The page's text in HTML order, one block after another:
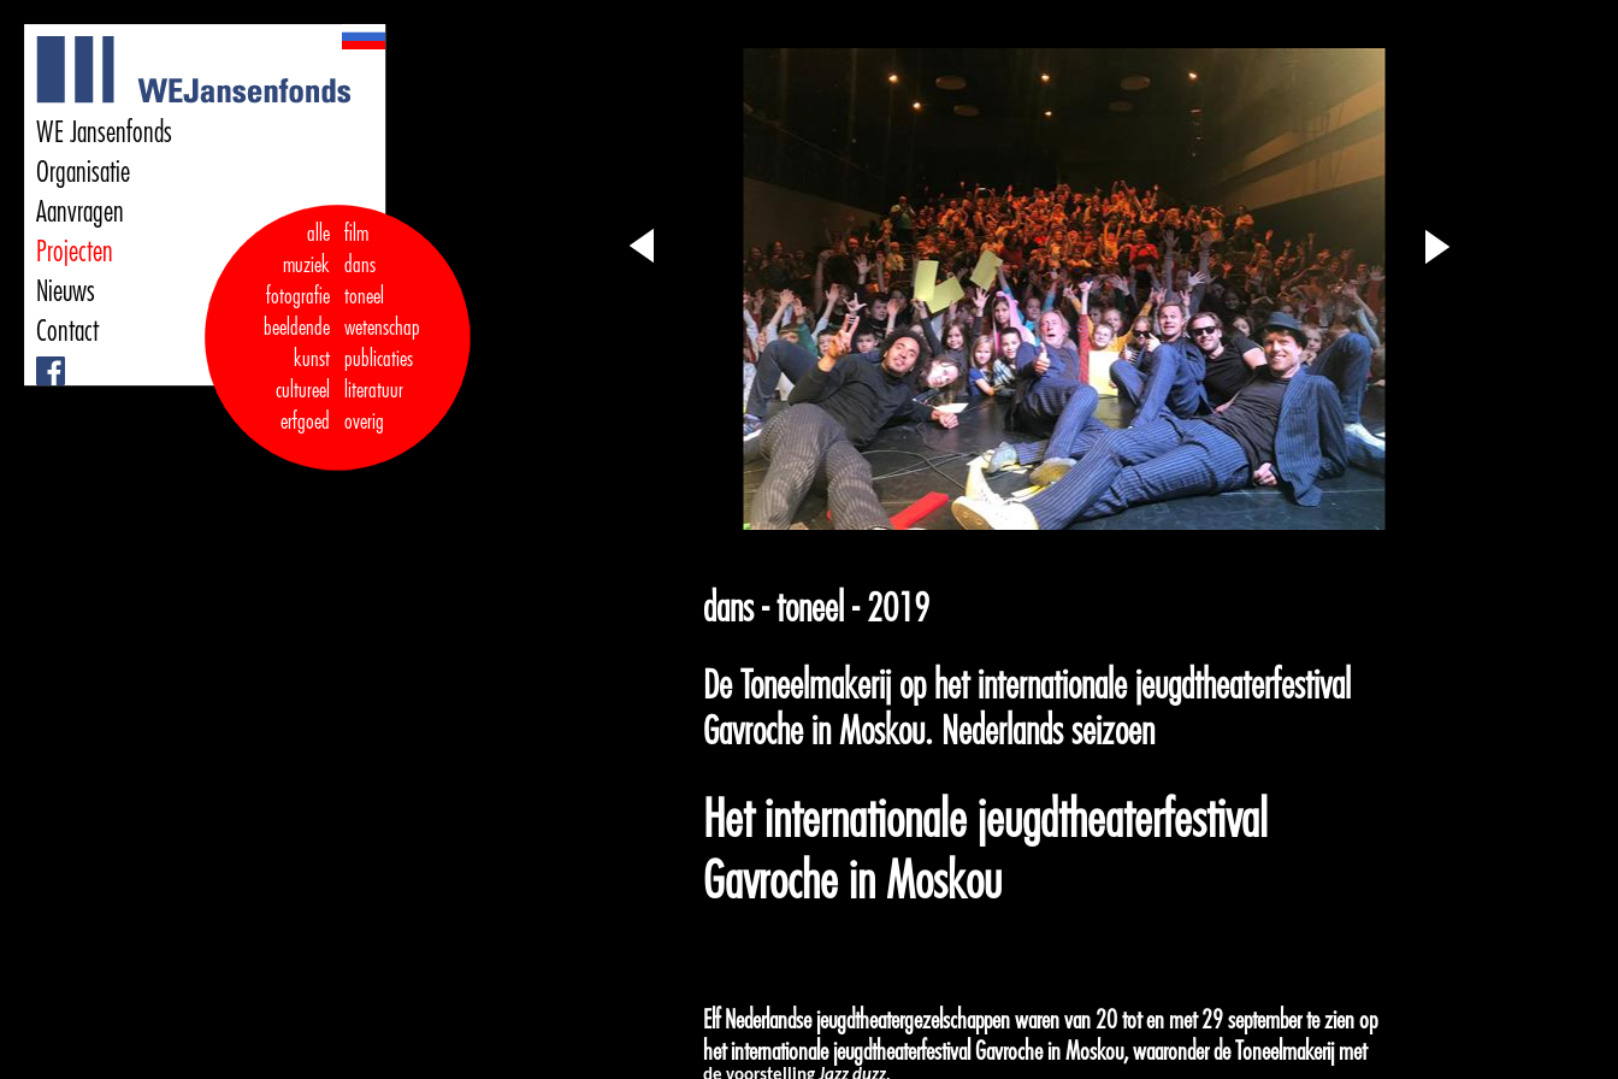
WE Jansenfonds
Organisatie
Aanvragen
Projecten
Nieuws
Contact
alle
muziek
fotografie
beeldende
kunst
cultureel
erfgoed
film
dans
toneel
wetenschap
publicaties
literatuur
overig
dans - toneel - 2019
De Toneelmakerij op het internationale jeugdtheaterfestival
Gavroche in Moskou. Nederlands seizoen
Het internationale jeugdtheaterfestival
Gavroche in Moskou
Elf Nederlandse jeugdtheatergezelschappen waren van 20 tot en met 29 september te zien op
het internationale jeugdtheaterfestival Gavroche in Moskou, waaronder de Toneelmakerij met